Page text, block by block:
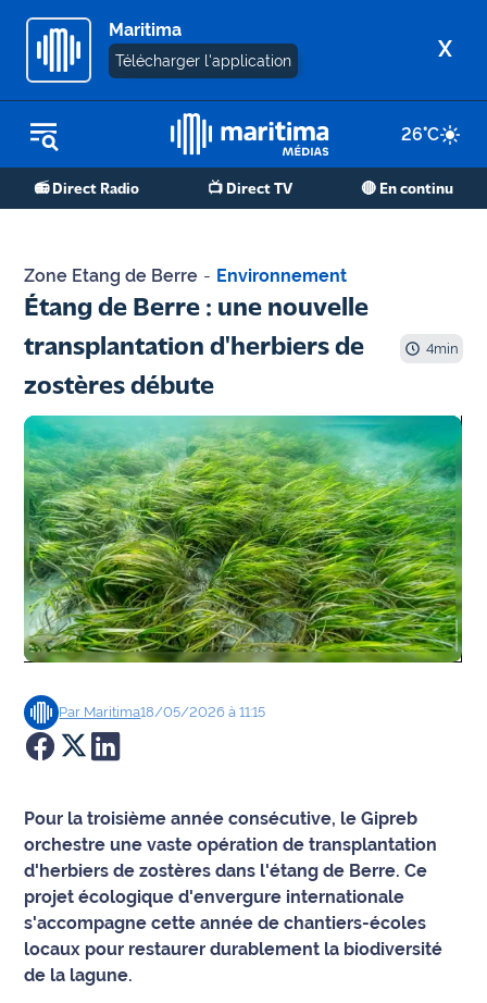
Maritima
Télécharger l'application X
26°C
📻 Direct Radio 📺 Direct TV 🔴 En continu
REPLAY RADIO
REPLAY TV
Martigues
- Etang
de Berre
Marseille
- Aix
OM
Agenda
Faits
divers
Sports
Société
Culture
Économie
Éducation
Emploi
Environnement
Zone Etang de Berre - Environnement
Étang de Berre : une nouvelle
transplantation d'herbiers de
zostères débute
4min
Par Maritima18/05/2026 à 11:15
Pour la troisième année consécutive, le Gipreb
orchestre une vaste opération de transplantation
d'herbiers de zostères dans l'étang de Berre. Ce
projet écologique d'envergure internationale
s'accompagne cette année de chantiers-écoles
locaux pour restaurer durablement la biodiversité
de la lagune.